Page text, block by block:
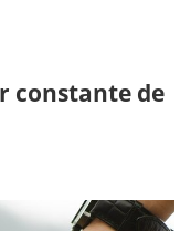
constante de